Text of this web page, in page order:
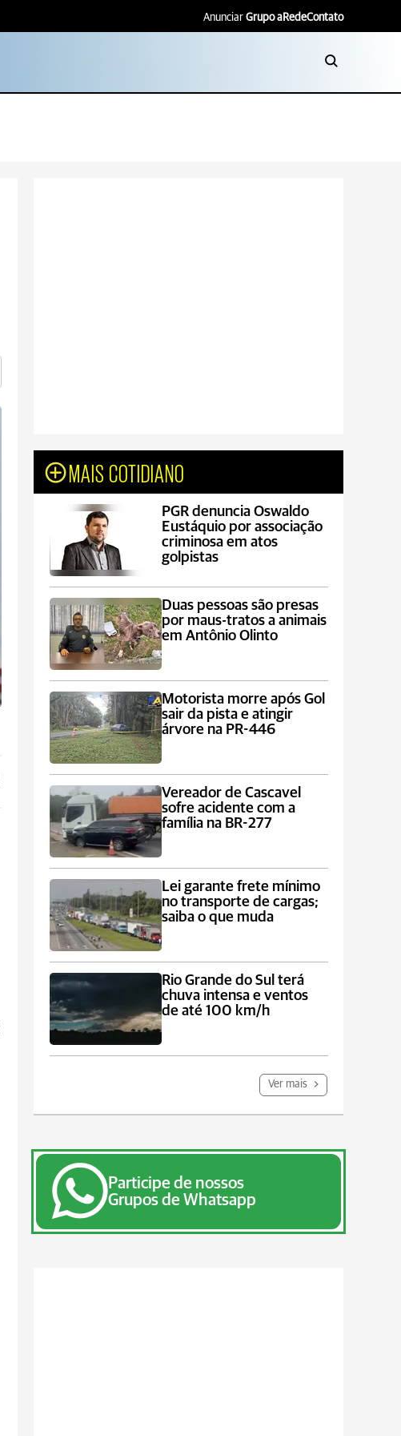
Anunciar Grupo aRedeContato
MAIS COTIDIANO
PGR denuncia Oswaldo
Eustáquio por associação
criminosa em atos
golpistas
Duas pessoas são presas
por maus-tratos a animais
em Antônio Olinto
Motorista morre após Gol
sair da pista e atingir
árvore na PR-446
Vereador de Cascavel
sofre acidente com a
família na BR-277
Lei garante frete mínimo
no transporte de cargas;
saiba o que muda
Rio Grande do Sul terá
chuva intensa e ventos
de até 100 km/h
Ver mais
Participe de nossos
Grupos de Whatsapp